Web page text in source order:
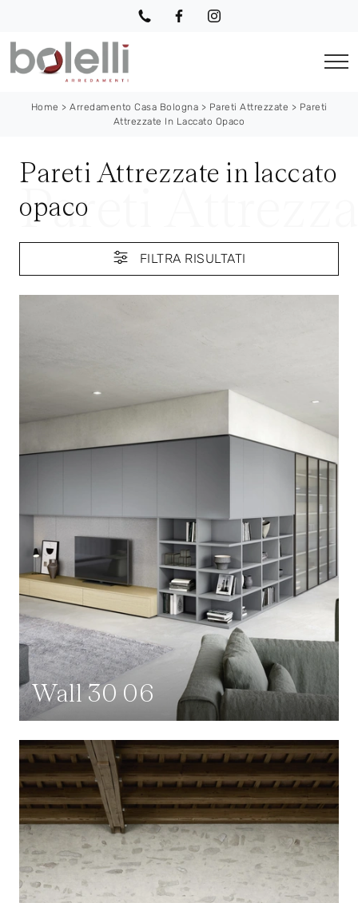
Home > Arredamento Casa Bologna > Pareti Attrezzate > Pareti
Attrezzate In Laccato Opaco
Pareti Attrezzate in laccato
opaco
FILTRA RISULTATI
Wall 30 06